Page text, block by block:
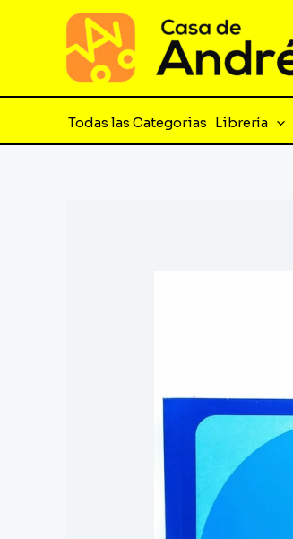
contenido
Todas las Categorias Librería